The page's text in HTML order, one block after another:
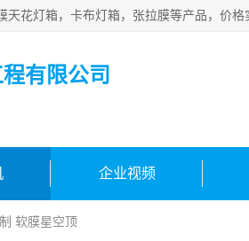
有限公司
企业视频
软膜星空顶